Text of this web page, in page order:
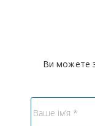
Ви можете